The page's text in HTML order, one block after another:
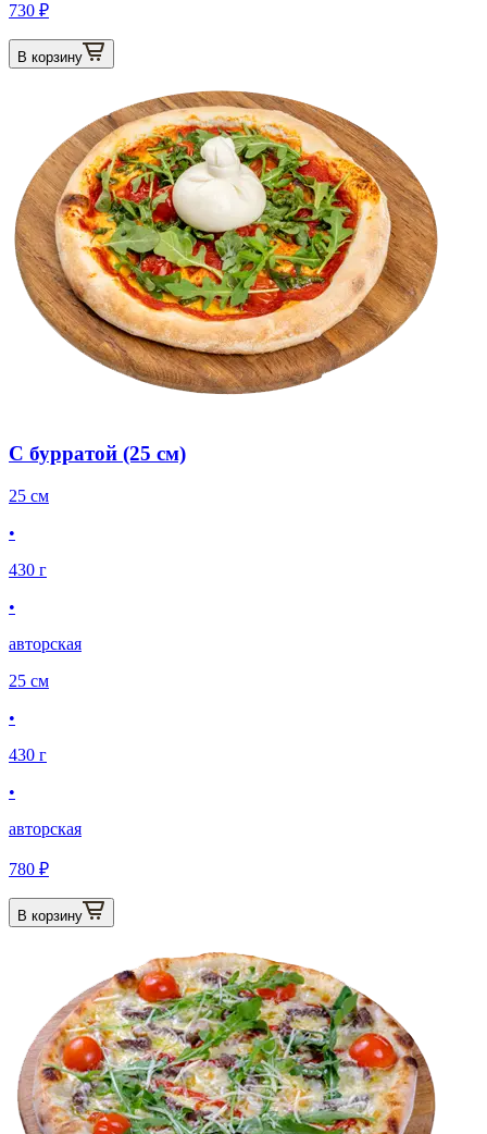
730 ₽
В корзину
С бурратой (25 см)
25 см
•
430 г
•
авторская
25 см
•
430 г
•
авторская
780 ₽
В корзину